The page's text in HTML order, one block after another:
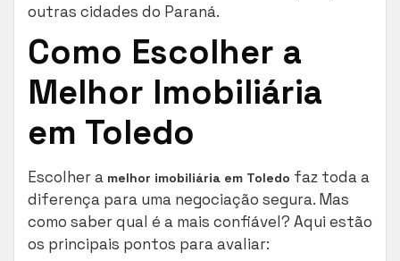
outras cidades do Paraná.
Como Escolher a
Melhor Imobiliária
em Toledo
Escolher a melhor imobiliária em Toledo faz toda a
diferença para uma negociação segura. Mas
como saber qual é a mais confiável? Aqui estão
os principais pontos para avaliar: